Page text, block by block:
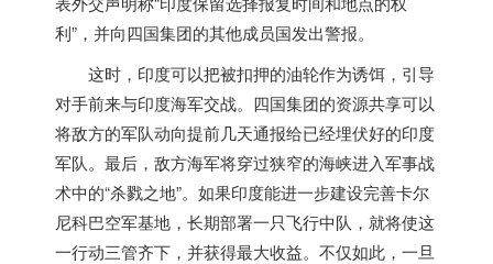
利”，并向四国集团的其他成员国发出警报。
这时， 印度可以把被扣押的油轮作为诱饵，引导
对手前来与印度海军交战。 四国集团的资源共享可以
将敌方的军队动向提前几天通报给已经埋伏好的印度
军队。 最后，敌方海军将穿过狭窄的海峡进入军事战
术中的“杀戮之地”。如果印度能进一步建设完善卡尔
尼科巴空军基地，长期部署一只飞行中队，就将使这
一行动三管齐下，并获得最大收益。不仅如此， 一旦